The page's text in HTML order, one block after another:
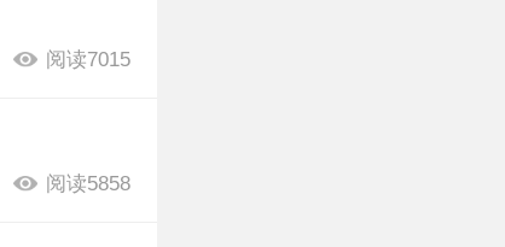
阅读7015
阅读5858